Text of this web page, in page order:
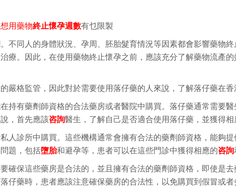
用藥物終止懷孕週數有乜限製
不同人的身體狀況、孕周、胚胎髮育情況等因素都會影響藥物
療。因此，在使用藥物終止懷孕之前，應該充分了解藥物流產
嚴格監管，因此對於需要使用落仔藥的人來說，了解落仔藥在香
持有藥劑師資格的合法藥房或者醫院中購買。落仔藥通常需要
，首先應該咨詢醫生，了解自己是否適合使用落仔藥，並獲得相
人診所中購買。這些機構通常會擁有合法的藥劑師資格，能夠
題，包括墮胎和避孕等，患者可以在這些門診中獲得相應的咨詢
確保這些藥房是合法的，並且擁有合法的藥劑師資格，即使是
仔藥時，患者應該注意確保藥房的合法性，以免購買到假冒或者